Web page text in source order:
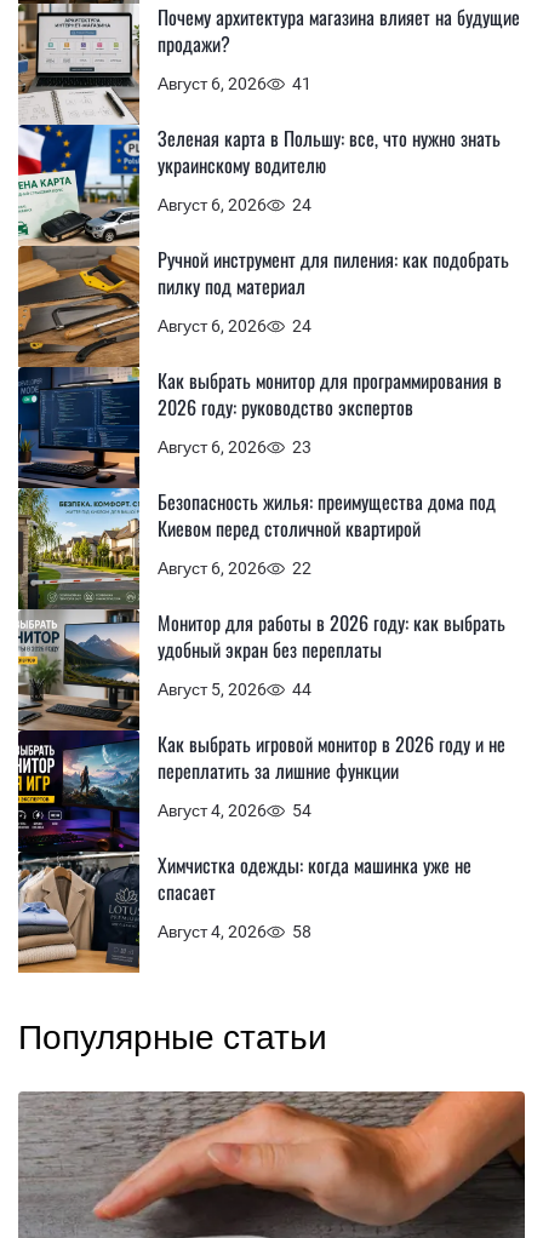
Август 6, 2026 41
Почему архитектура магазина влияет на будущие
продажи?
Август 6, 2026 24
Зеленая карта в Польшу: все, что нужно знать
украинскому водителю
Август 6, 2026 24
Ручной инструмент для пиления: как подобрать
пилку под материал
Август 6, 2026 23
Как выбрать монитор для программирования в
2026 году: руководство экспертов
Август 6, 2026 22
Безопасность жилья: преимущества дома под
Киевом перед столичной квартирой
Август 5, 2026 44
Монитор для работы в 2026 году: как выбрать
удобный экран без переплаты
Август 4, 2026 54
Как выбрать игровой монитор в 2026 году и не
переплатить за лишние функции
Август 4, 2026 58
Химчистка одежды: когда машинка уже не
спасает
Популярные статьи